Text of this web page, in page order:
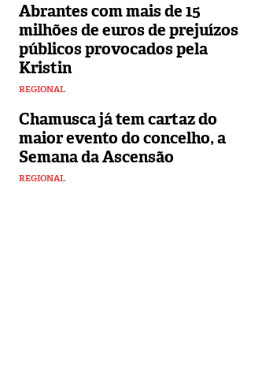
Abrantes com mais de 15
milhões de euros de prejuízos
públicos provocados pela
Kristin
REGIONAL
Chamusca já tem cartaz do
maior evento do concelho, a
Semana da Ascensão
REGIONAL